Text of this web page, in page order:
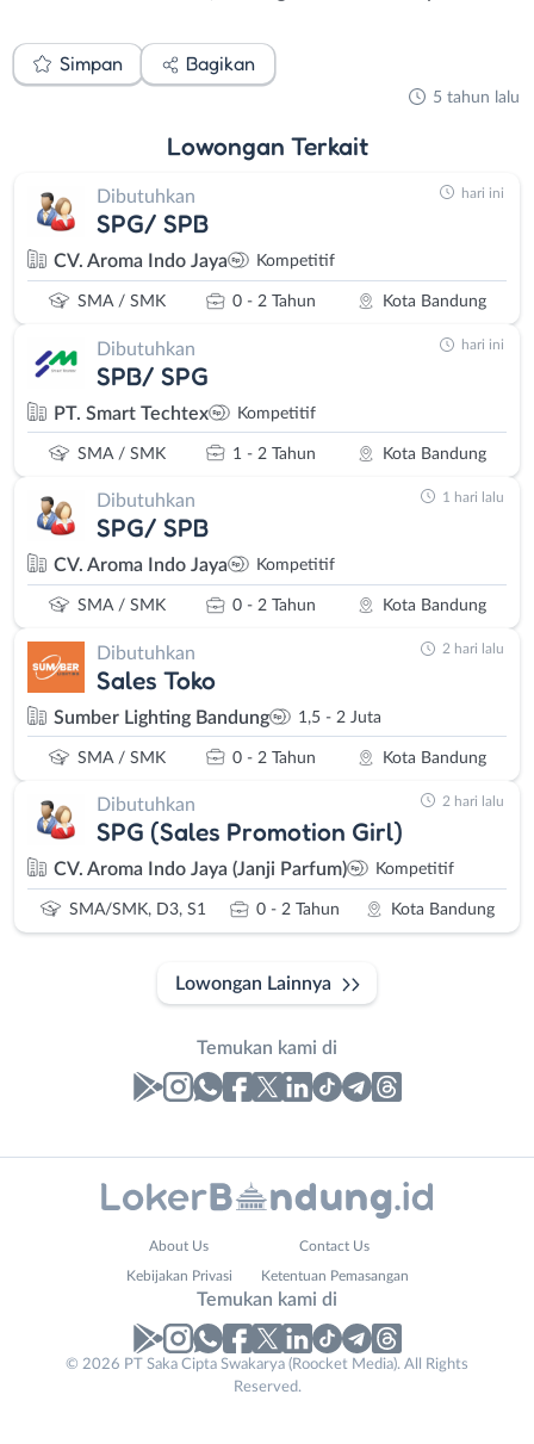
Simpan Bagikan
5 tahun lalu
Lowongan Terkait
Dibutuhkan
SPG/ SPB
CV. Aroma Indo Jaya Kompetitif
SMA / SMK 0 - 2 Tahun Kota Bandung
hari ini
Dibutuhkan
SPB/ SPG
PT. Smart Techtex Kompetitif
SMA / SMK 1 - 2 Tahun Kota Bandung
hari ini
Dibutuhkan
SPG/ SPB
CV. Aroma Indo Jaya Kompetitif
SMA / SMK 0 - 2 Tahun Kota Bandung
1 hari lalu
Dibutuhkan
Sales Toko
Sumber Lighting Bandung 1,5 - 2 Juta
SMA / SMK 0 - 2 Tahun Kota Bandung
2 hari lalu
Dibutuhkan
SPG (Sales Promotion Girl)
CV. Aroma Indo Jaya (Janji Parfum) Kompetitif
SMA/SMK, D3, S1 0 - 2 Tahun Kota Bandung
2 hari lalu
Lowongan Lainnya
Temukan kami di
Lowongan
No. Telp /
About Us Contact Us
Kebijakan Privasi Ketentuan Pemasangan
Temukan kami di
© 2026 PT Saka Cipta Swakarya (Roocket Media). All Rights
Reserved.